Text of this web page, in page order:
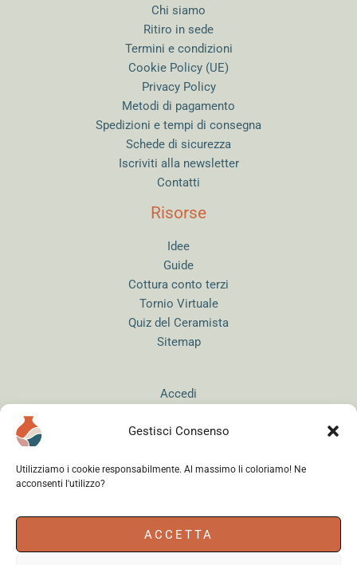
Gestisci Consenso
Utilizziamo i cookie responsabilmente. Al massimo li coloriamo! Ne
acconsenti l'utilizzo?
ACCETTA
Chi siamo
Ritiro in sede
Termini e condizioni
Cookie Policy (UE)
Privacy Policy
Metodi di pagamento
Spedizioni e tempi di consegna
Schede di sicurezza
Iscriviti alla newsletter
Contatti
Risorse
Idee
Guide
Cottura conto terzi
Tornio Virtuale
Quiz del Ceramista
Sitemap
Accedi